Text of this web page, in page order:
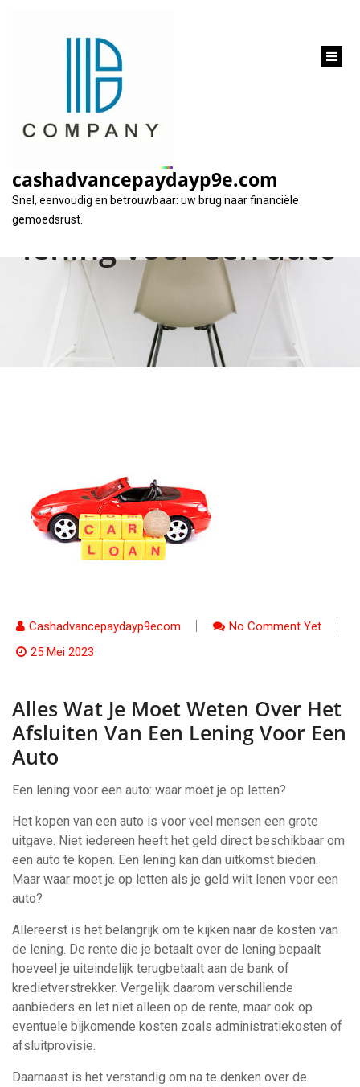
cashadvancepaydayp9e.com
Snel, eenvoudig en betrouwbaar: uw brug naar financiële
gemoedsrust.
Alles wat je moet
weten over het
afsluiten van een
lening voor een auto
Cashadvancepaydayp9ecom
No Comment Yet
25 Mei 2023
Alles Wat Je Moet Weten Over Het
Afsluiten Van Een Lening Voor Een
Auto
Een lening voor een auto: waar moet je op letten?
Het kopen van een auto is voor veel mensen een grote
uitgave. Niet iedereen heeft het geld direct beschikbaar om
een auto te kopen. Een lening kan dan uitkomst bieden.
Maar waar moet je op letten als je geld wilt lenen voor een
auto?
Allereerst is het belangrijk om te kijken naar de kosten van
de lening. De rente die je betaalt over de lening bepaalt
hoeveel je uiteindelijk terugbetaalt aan de bank of
kredietverstrekker. Vergelijk daarom verschillende
aanbieders en let niet alleen op de rente, maar ook op
eventuele bijkomende kosten zoals administratiekosten of
afsluitprovisie.
Daarnaast is het verstandig om na te denken over de